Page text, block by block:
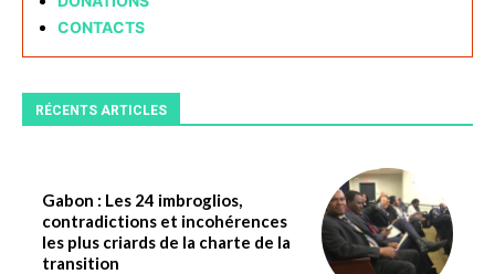
CONTACTS
RÉCENTS ARTICLES
Gabon : Les 24 imbroglios,
contradictions et incohérences
les plus criards de la charte de la
transition